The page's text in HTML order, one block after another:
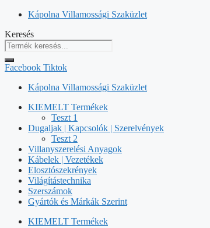
Kilépés
tartalomba
Kápolna Villamossági Szaküzlet
Keresés
Facebook Tiktok
Kápolna Villamossági Szaküzlet
KIEMELT Termékek
Teszt 1
Dugaljak | Kapcsolók | Szerelvények
Teszt 2
Villanyszerelési Anyagok
Kábelek | Vezetékek
Elosztószekrények
Világítástechnika
Szerszámok
Gyártók és Márkák Szerint
KIEMELT Termékek